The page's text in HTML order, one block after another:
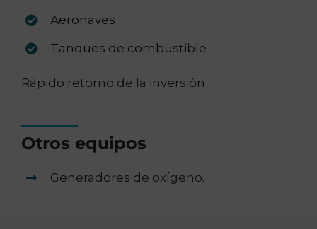
Aeronaves
Tanques de combustible
Rápido retorno de la inversión
Otros equipos
Generadores de oxígeno.